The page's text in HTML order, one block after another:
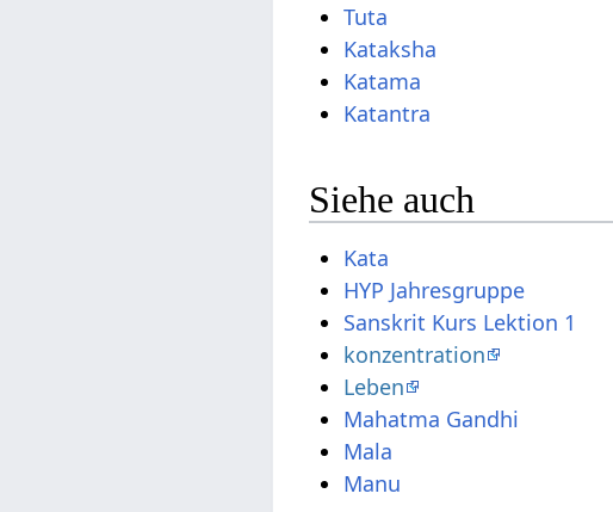
Tuta
Kataksha
Katama
Katantra
Siehe auch
Kata
HYP Jahresgruppe
Sanskrit Kurs Lektion 1
konzentration
Leben
Mahatma Gandhi
Mala
Manu